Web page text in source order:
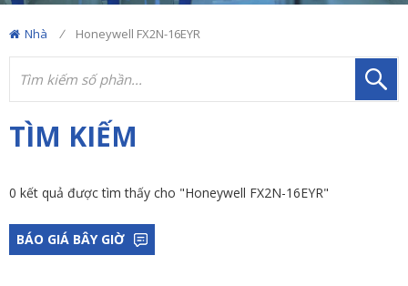
Nhà / Honeywell FX2N-16EYR
TÌM KIẾM
0 kết quả được tìm thấy cho "Honeywell FX2N-16EYR"
BÁO GIÁ BÂY GIỜ